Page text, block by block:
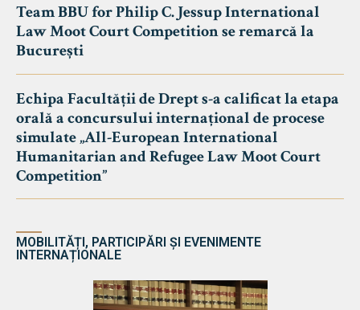
Team BBU for Philip C. Jessup International
Law Moot Court Competition se remarcă la
București
Echipa Facultății de Drept s-a calificat la etapa
orală a concursului internațional de procese
simulate „All-European International
Humanitarian and Refugee Law Moot Court
Competition”
MOBILITĂȚI, PARTICIPĂRI ȘI EVENIMENTE
INTERNAȚIONALE